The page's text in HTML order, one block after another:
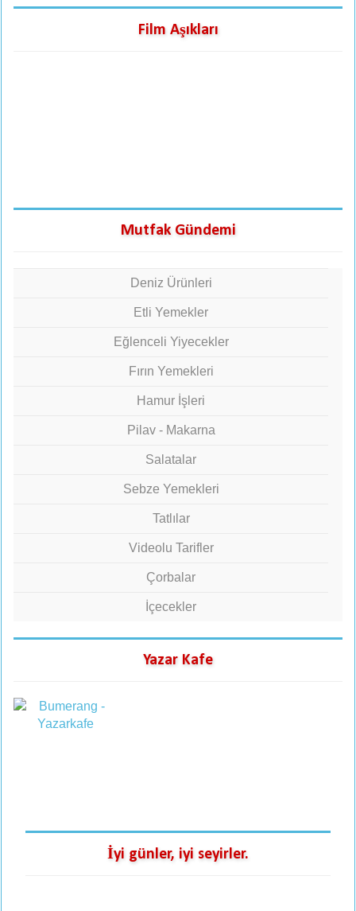
Film Aşıkları
Mutfak Gündemi
Deniz Ürünleri
Etli Yemekler
Eğlenceli Yiyecekler
Fırın Yemekleri
Hamur İşleri
Pilav - Makarna
Salatalar
Sebze Yemekleri
Tatlılar
Videolu Tarifler
Çorbalar
İçecekler
Yazar Kafe
İyi günler, iyi seyirler.